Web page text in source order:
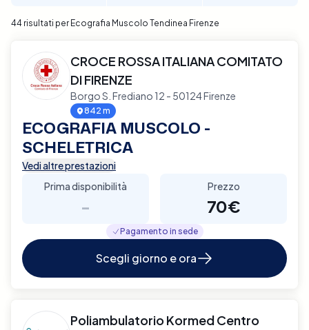
44 risultati per Ecografia Muscolo Tendinea Firenze
CROCE ROSSA ITALIANA COMITATO
DI FIRENZE
Borgo S. Frediano 12 - 50124 Firenze
842 m
ECOGRAFIA MUSCOLO -
SCHELETRICA
Vedi altre prestazioni
Prima disponibilità
-
Prezzo
70€
Pagamento in sede
Scegli giorno e ora
Poliambulatorio Kormed Centro